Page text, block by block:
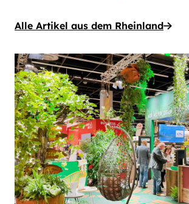
Alle Artikel aus dem Rheinland